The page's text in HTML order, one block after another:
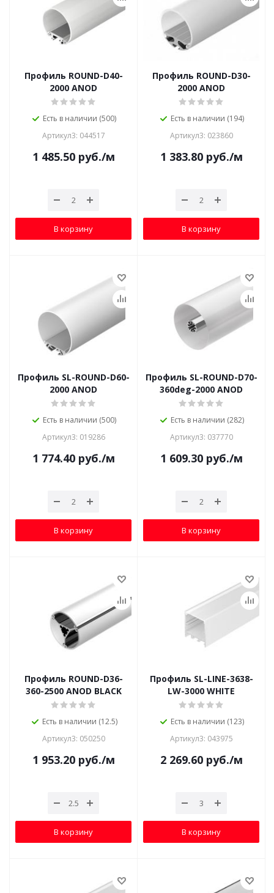
Профиль ROUND-D40-
2000 ANOD
Есть в наличии (500)
Артикул3: 044517
1 485.50руб./м
В корзину
Профиль ROUND-D30-
2000 ANOD
Есть в наличии (194)
Артикул3: 023860
1 383.80руб./м
В корзину
Профиль SL-ROUND-D60-
2000 ANOD
Есть в наличии (500)
Артикул3: 019286
1 774.40руб./м
В корзину
Профиль SL-ROUND-D70-
360deg-2000 ANOD
Есть в наличии (282)
Артикул3: 037770
1 609.30руб./м
В корзину
Профиль ROUND-D36-
360-2500 ANOD BLACK
Есть в наличии (12.5)
Артикул3: 050250
1 953.20руб./м
В корзину
Профиль SL-LINE-3638-
LW-3000 WHITE
Есть в наличии (123)
Артикул3: 043975
2 269.60руб./м
В корзину